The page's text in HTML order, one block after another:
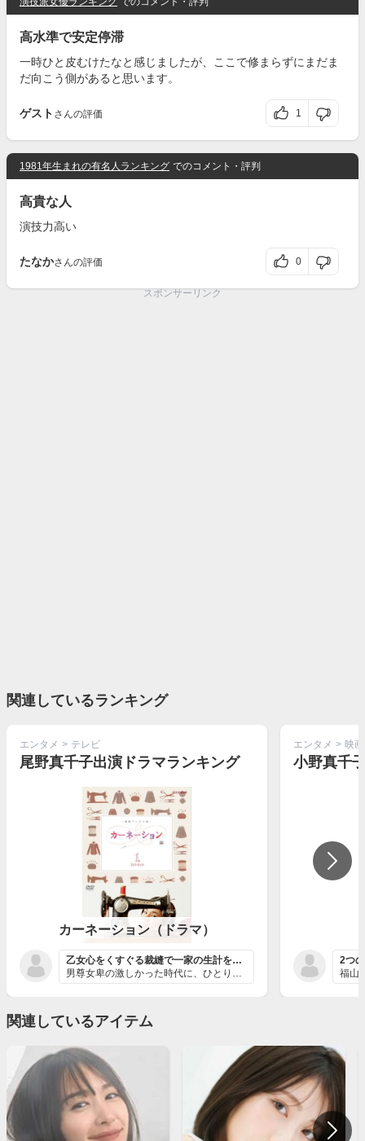
高水準で安定停滞
一時ひと皮むけたなと感じましたが、ここで修まらずにまだま
だ向こう側があると思います。
ゲスト さんの評価 1
1981年生まれの有名人ランキング でのコメント・評判
高貴な人
演技力高い
たなかさんの評価 0
スポンサーリンク
関連しているランキング
エンタメ > テレビ
尾野真千子出演ドラマランキング
カーネーション（ドラマ）
乙女心をくすぐる裁縫で一家の生計をたてる自立した女性に...
男尊女卑の激しかった時代に、ひとりで商売をして家計を切...
エンタメ > 映画
小野真千
2つ
関連しているアイテム